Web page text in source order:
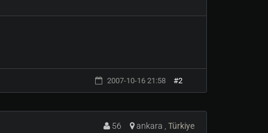
2007-10-16 21:58 #2
56 ankara , Türkiye